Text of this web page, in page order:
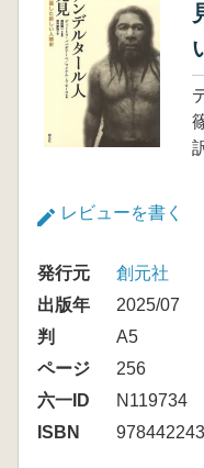
レビューを書く
発行元
創元社
出版年
2025/07
判
A5
ページ
256
六一ID
N119734
ISBN